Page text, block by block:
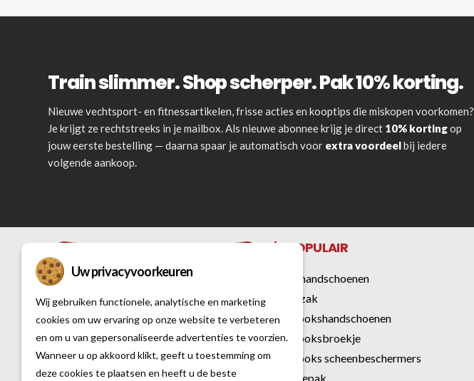
Train slimmer. Shop scherper. Pak 10% korting.
Nieuwe vechtsport- en fitnessartikelen, frisse acties en kooptips die miskopen voorkomen?
Je krijgt ze rechtstreeks in je mailbox. Als nieuwe abonnee krijg je direct 10% kortingop
jouw eerste bestelling — daarna spaar je automatisch voor extra voordeelbij iedere
volgende aankoop.
Al sinds 2007 is Vechtsportwinkel dé
specialist op het gebied van vechtsport
POPULAIR
Bokshandschoenen
Bokszak
Kickbokshandschoenen
Kickboksbroekje
Kickboks scheenbeschermers
Karatepak
Uw privacyvoorkeuren
Wij gebruiken functionele, analytische en marketing
cookies om uw ervaring op onze website te verbeteren
en om u van gepersonaliseerde advertenties te voorzien.
Wanneer u op akkoord klikt, geeft u toestemming om
deze cookies te plaatsen en heeft u de beste